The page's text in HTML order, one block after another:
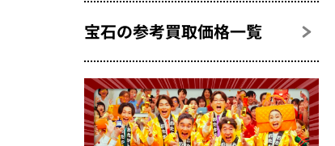
宝石の参考買取価格一覧